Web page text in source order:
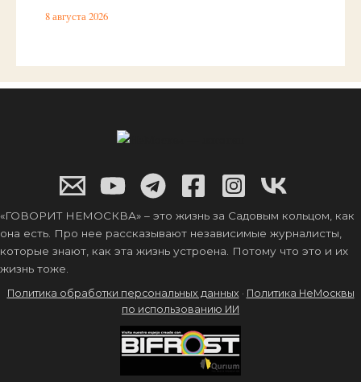
8 августа 2026
«ГОВОРИТ НЕМОСКВА» – это жизнь за Садовым кольцом, как
она есть. Про нее рассказывают независимые журналисты,
которые знают, как эта жизнь устроена. Потому что это и их
жизнь тоже.
Политика обработки персональных данных · Политика НеМосквы
по использованию ИИ